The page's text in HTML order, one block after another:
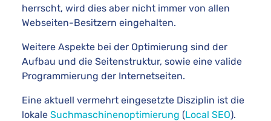
herrscht, wird dies aber nicht immer von allen
Webseiten-Besitzern eingehalten.
Weitere Aspekte bei der Optimierung sind der
Aufbau und die Seitenstruktur, sowie eine valide
Programmierung der Internetseiten.
Eine aktuell vermehrt eingesetzte Disziplin ist die
lokale Suchmaschinenoptimierung (Local SEO).